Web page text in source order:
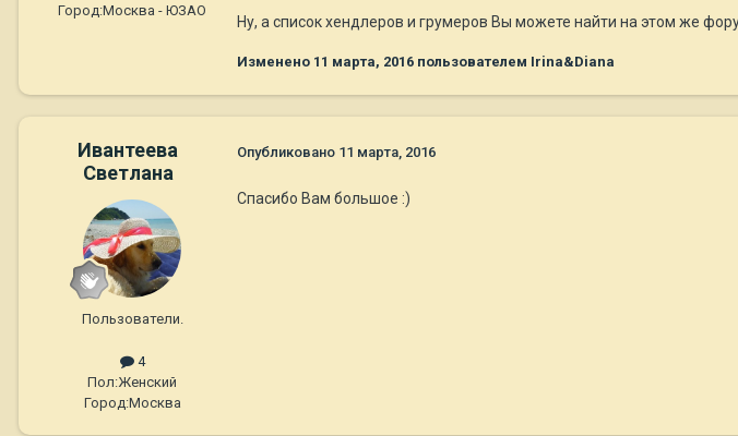
Город:Москва - ЮЗАО
Ну, а список хендлеров и грумеров Вы можете найти на этом же
Изменено 11 марта, 2016 пользователем Irina&Diana
Ивантеева
Светлана
Пользователи.
4
Пол:Женский
Город:Москва
Опубликовано 11 марта, 2016
Спасибо Вам большое :)